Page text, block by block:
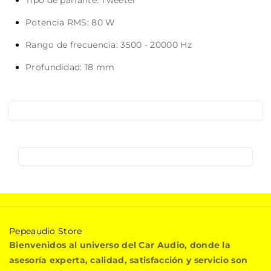
Potencia RMS: 80 W
Rango de frecuencia: 3500 - 20000 Hz
Profundidad: 18 mm
P
e
p
Pepeaudio Store
Bienvenidos al universo del Car Audio, donde la
asesoría experta, calidad, satisfacción y servicio son